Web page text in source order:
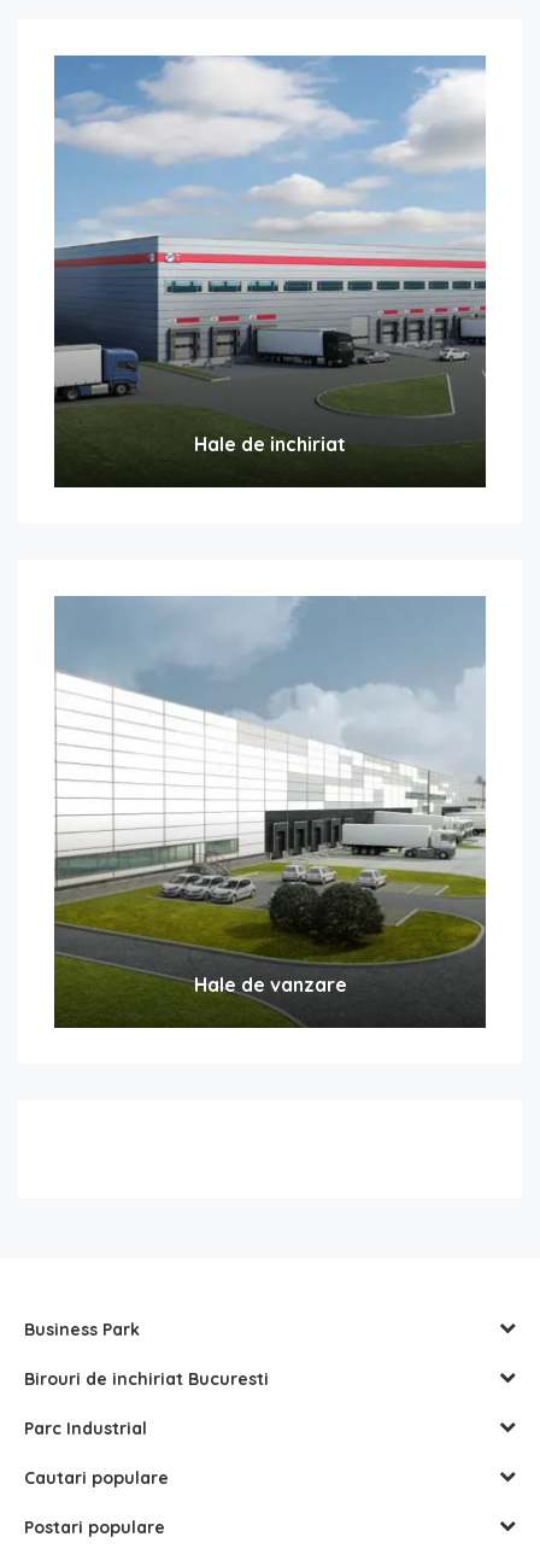
Hale de inchiriat
Hale de vanzare
Business Park
Birouri de inchiriat Bucuresti
Parc Industrial
Cautari populare
Postari populare